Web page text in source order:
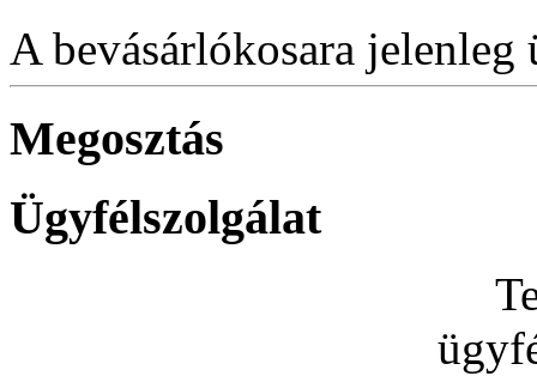
A bevásárlókosara jelenleg
Megosztás
Ügyfélszolgálat